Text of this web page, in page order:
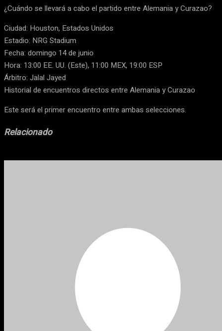
¿Cuándo se llevará a cabo el partido entre Alemania y Curazao?
Ciudad: Houston, Estados Unidos
Estadio: NRG Stadium
Fecha: domingo 14 de junio
Hora: 13:00 EE. UU. (Este), 11:00 MEX, 19:00 ESP
Árbitro: Jalal Jayed
Historial de encuentros directos entre Alemania y Curazao
Este será el primer encuentro entre ambas selecciones.
Relacionado